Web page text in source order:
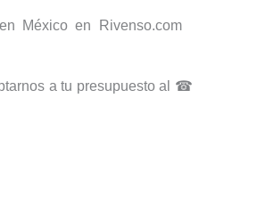
México en Rivenso.com
a tu presupuesto al ☎